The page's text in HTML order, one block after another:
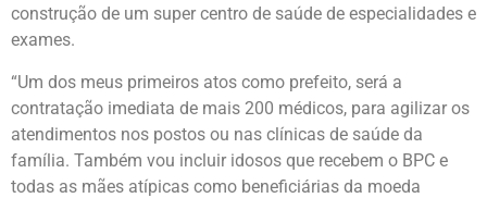
construção de um super centro de saúde de especialidades e
exames.
“Um dos meus primeiros atos como prefeito, será a
contratação imediata de mais 200 médicos, para agilizar os
atendimentos nos postos ou nas clínicas de saúde da
família. Também vou incluir idosos que recebem o BPC e
todas as mães atípicas como beneficiárias da moeda